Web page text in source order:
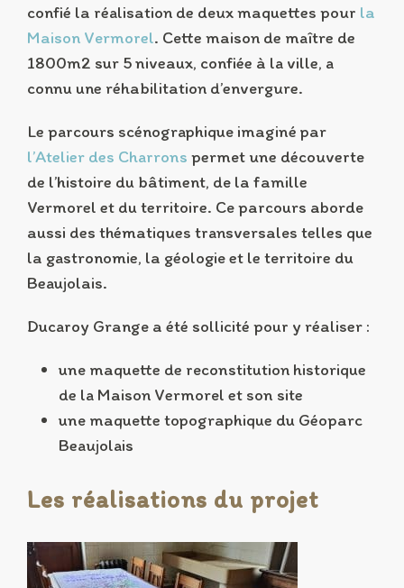
confié la réalisation de deux maquettes pour la
Maison Vermorel. Cette maison de maître de
1800m2 sur 5 niveaux, confiée à la ville, a
connu une réhabilitation d’envergure.
Le parcours scénographique imaginé par
l’Atelier des Charrons permet une découverte
de l’histoire du bâtiment, de la famille
Vermorel et du territoire. Ce parcours aborde
aussi des thématiques transversales telles que
la gastronomie, la géologie et le territoire du
Beaujolais.
Ducaroy Grange a été sollicité pour y réaliser :
une maquette de reconstitution historique
de la Maison Vermorel et son site
une maquette topographique du Géoparc
Beaujolais
Les réalisations du projet